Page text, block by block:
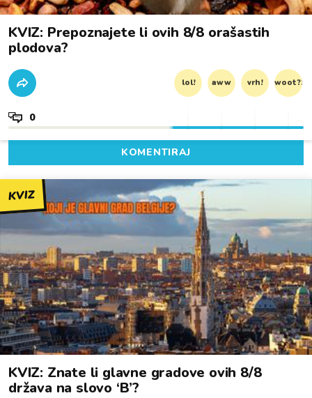
KVIZ: Prepoznajete li ovih 8/8 orašastih
plodova?
lol! aww vrh! woot?!
0
KOMENTIRAJ
KVIZ
KVIZ: Znate li glavne gradove ovih 8/8
država na slovo ‘B’?